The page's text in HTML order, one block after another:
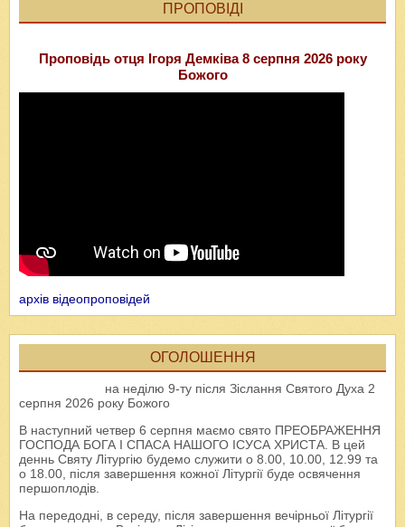
ПРОПОВІДІ
Проповідь отця Ігоря Демківа 8 серпня 2026 року
Божого
архів відеопроповідей
ОГОЛОШЕННЯ
на неділю 9-ту після Зіслання Святого Духа 2
серпня 2026 року Божого
В наступний четвер 6 серпня маємо свято ПРЕОБРАЖЕННЯ
ГОСПОДА БОГА І СПАСА НАШОГО ІСУСА ХРИСТА. В цей
деннь Святу Літургію будемо служити о 8.00, 10.00, 12.99 та
о 18.00, після завершення кожної Літургії буде освячення
першоплодів.
На передодні, в середу, після завершення вечірньої Літургії